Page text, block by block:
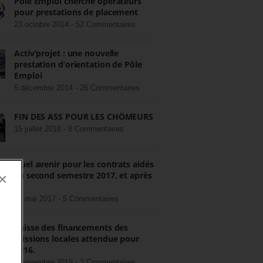
pour prestations de placement
23 octobre 2014 - 52 Commentaires
Activ’projet : une nouvelle
prestation d’orientation de Pôle
Emploi
5 décembre 2014 - 26 Commentaires
FIN DES ASS POUR LES CHÔMEURS
15 juillet 2018 - 8 Commentaires
Quel avenir pour les contrats aidés
au second semestre 2017, et après
22 mai 2017 - 5 Commentaires
Baisse des financements des
missions locales attendue pour
2016.